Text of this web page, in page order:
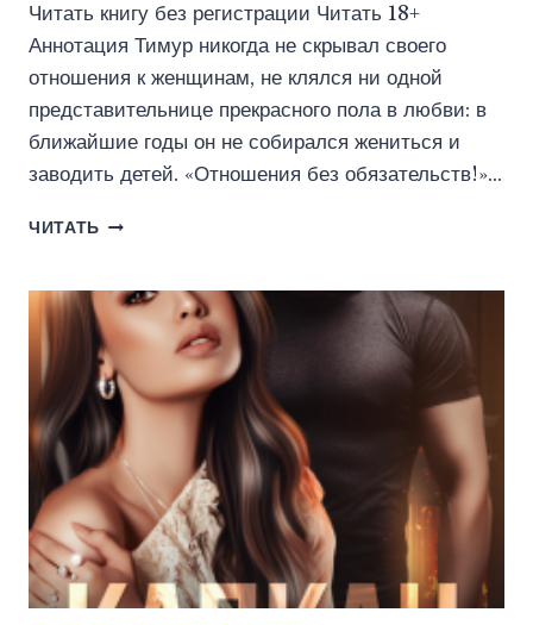
Читать книгу без регистрации Читать 18+
Аннотация Тимур никогда не скрывал своего
отношения к женщинам, не клялся ни одной
представительнице прекрасного пола в любви: в
ближайшие годы он не собирался жениться и
заводить детей. «Отношения без обязательств!»…
ЧИТАТЬ СТРОПТИВИЦА
(КРИСТИНА
МАЙЕР)